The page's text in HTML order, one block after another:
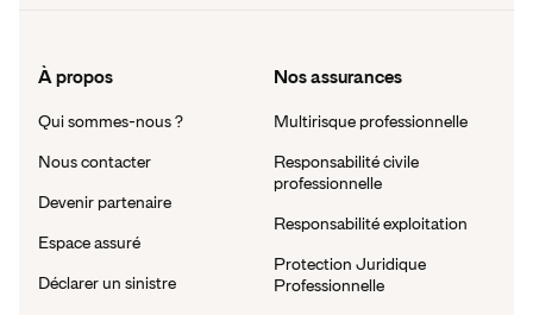
À propos
Qui sommes-nous ?
Nous contacter
Devenir partenaire
Espace assuré
Déclarer un sinistre
Nos assurances
Multirisque professionnelle
Responsabilité civile
professionnelle
Responsabilité exploitation
Protection Juridique
Professionnelle